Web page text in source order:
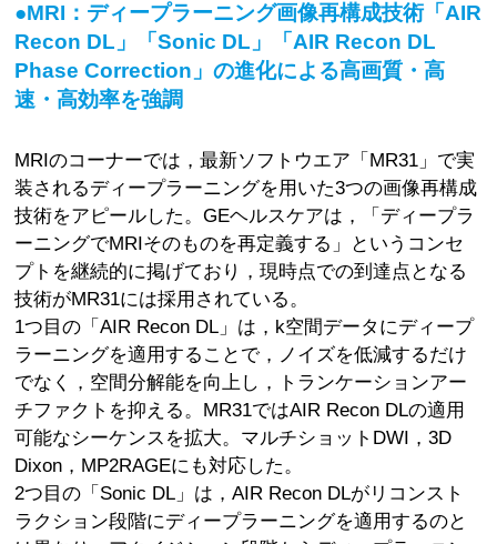
●MRI：ディープラーニング画像再構成技術「AIR
Recon DL」「Sonic DL」「AIR Recon DL
Phase Correction」の進化による高画質・高
速・高効率を強調
MRIのコーナーでは，最新ソフトウエア「MR31」で実
装されるディープラーニングを用いた3つの画像再構成
技術をアピールした。GEヘルスケアは，「ディープラ
ーニングでMRIそのものを再定義する」というコンセ
プトを継続的に掲げており，現時点での到達点となる
技術がMR31には採用されている。
1つ目の「AIR Recon DL」は，k空間データにディープ
ラーニングを適用することで，ノイズを低減するだけ
でなく，空間分解能を向上し，トランケーションアー
チファクトを抑える。MR31ではAIR Recon DLの適用
可能なシーケンスを拡大。マルチショットDWI，3D
Dixon，MP2RAGEにも対応した。
2つ目の「Sonic DL」は，AIR Recon DLがリコンスト
ラクション段階にディープラーニングを適用するのと